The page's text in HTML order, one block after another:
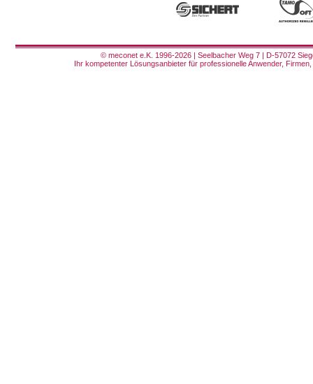
© meconet e.K. 1996-2026 | Seelbacher Weg 7 | D-57072
Ihr kompetenter Lösungsanbieter für professionelle Anwender,